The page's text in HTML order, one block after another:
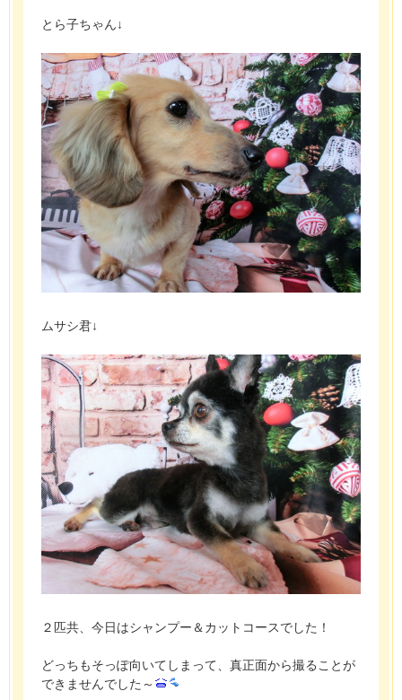
とら子ちゃん↓
ムサシ君↓
２匹共、今日はシャンプー＆カットコースでした！
どっちもそっぽ向いてしまって、真正面から撮ることが
できませんでした～